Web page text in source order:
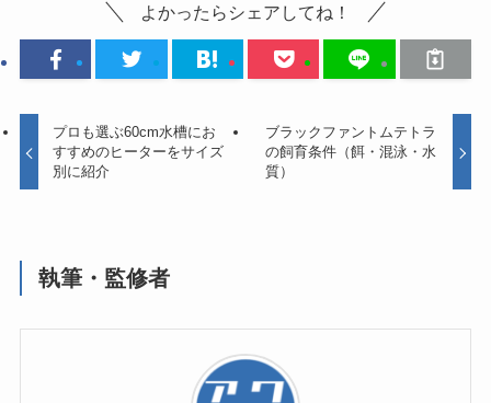
よかったらシェアしてね！
プロも選ぶ60cm水槽にお
すすめのヒーターをサイズ
別に紹介
ブラックファントムテトラ
の飼育条件（餌・混泳・水
質）
執筆・監修者